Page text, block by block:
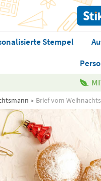
Stempel
Brief vom